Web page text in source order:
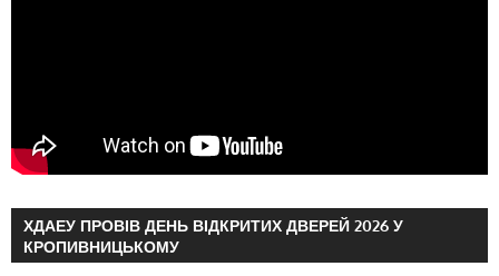
ХДАЕУ ПРОВІВ ДЕНЬ ВІДКРИТИХ ДВЕРЕЙ 2026 У
КРОПИВНИЦЬКОМУ